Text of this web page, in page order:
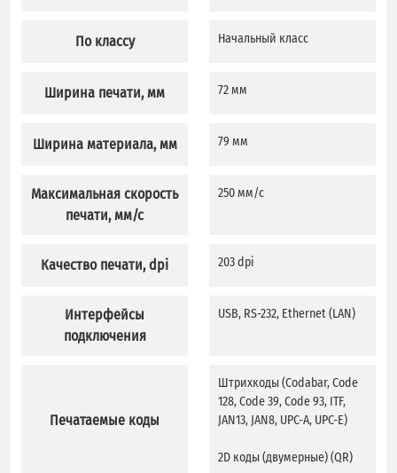
По классу
Ширина печати, мм
Ширина материала, мм
Максимальная скорость
печати, мм/с
Качество печати, dpi
Интерфейсы
подключения
Печатаемые коды
Начальный класс
72 мм
79 мм
250 мм/с
203 dpi
USB, RS-232, Ethernet (LAN)
Штрихкоды (Codabar, Code
128, Code 39, Code 93, ITF,
JAN13, JAN8, UPC-A, UPC-E)
2D коды (двумерные) (QR)